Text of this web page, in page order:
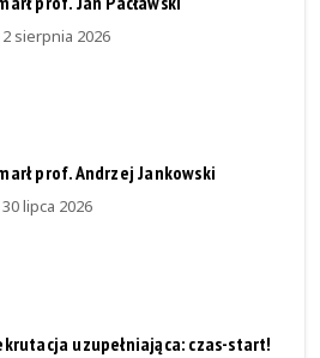
2 sierpnia 2026
prof. Andrzej Jankowski
30 lipca 2026
uzupełniająca: czas-start!